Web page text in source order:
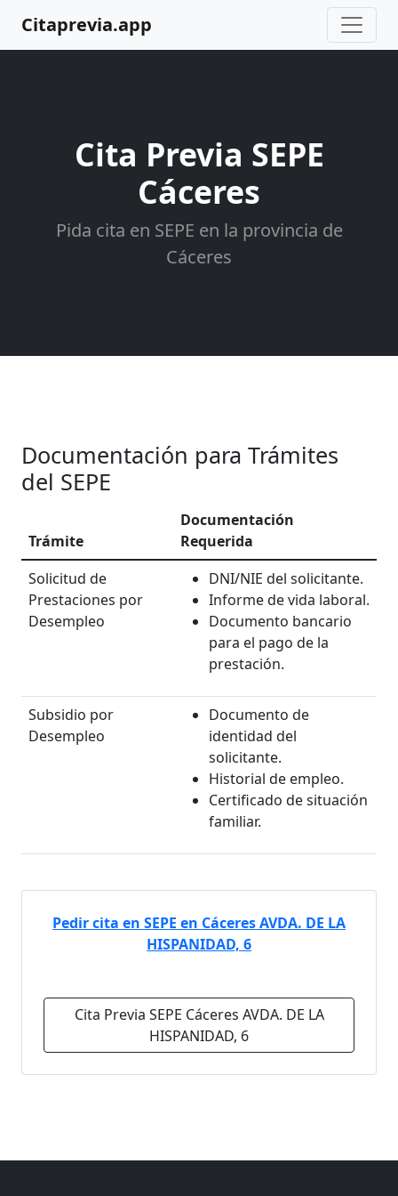
Citaprevia.app
Cita Previa SEPE
Cáceres
Pida cita en SEPE en la provincia de
Cáceres
Documentación para Trámites
del SEPE
Trámite
Documentación
Requerida
Solicitud de
Prestaciones por
Desempleo
DNI/NIE del solicitante.
Informe de vida laboral.
Documento bancario
para el pago de la
prestación.
Subsidio por
Desempleo
Documento de
identidad del
solicitante.
Historial de empleo.
Certificado de situación
familiar.
Pedir cita en SEPE en Cáceres AVDA. DE LA
HISPANIDAD, 6
Cita Previa SEPE Cáceres AVDA. DE LA
HISPANIDAD, 6